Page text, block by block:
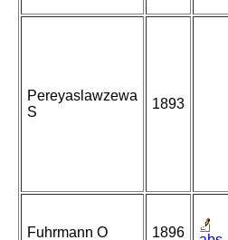
Pereyaslawzewa
S
1893
Fuhrmann O 1896